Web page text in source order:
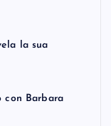
la sua
con Barbara